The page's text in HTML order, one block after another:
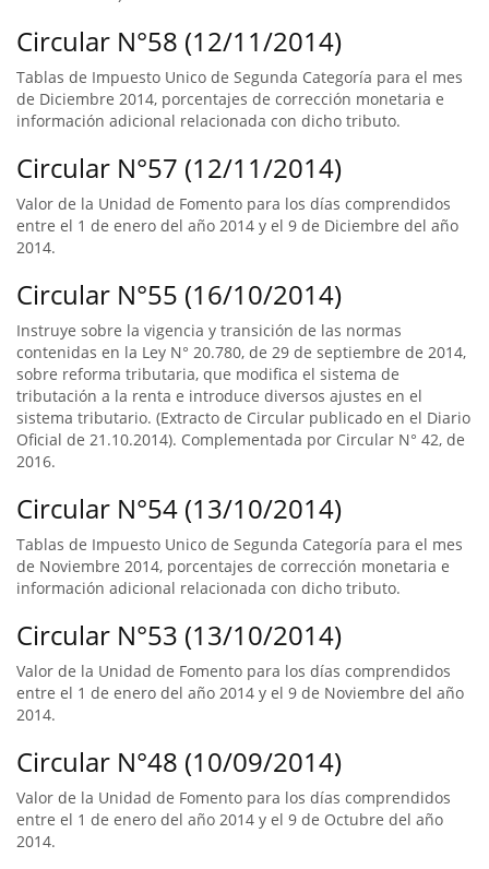
Circular N°58 (12/11/2014)
Tablas de Impuesto Unico de Segunda Categoría para el mes
de Diciembre 2014, porcentajes de corrección monetaria e
información adicional relacionada con dicho tributo.
Circular N°57 (12/11/2014)
Valor de la Unidad de Fomento para los días comprendidos
entre el 1 de enero del año 2014 y el 9 de Diciembre del año
2014.
Circular N°55 (16/10/2014)
Instruye sobre la vigencia y transición de las normas
contenidas en la Ley N° 20.780, de 29 de septiembre de 2014,
sobre reforma tributaria, que modifica el sistema de
tributación a la renta e introduce diversos ajustes en el
sistema tributario. (Extracto de Circular publicado en el Diario
Oficial de 21.10.2014). Complementada por Circular N° 42, de
2016.
Circular N°54 (13/10/2014)
Tablas de Impuesto Unico de Segunda Categoría para el mes
de Noviembre 2014, porcentajes de corrección monetaria e
información adicional relacionada con dicho tributo.
Circular N°53 (13/10/2014)
Valor de la Unidad de Fomento para los días comprendidos
entre el 1 de enero del año 2014 y el 9 de Noviembre del año
2014.
Circular N°48 (10/09/2014)
Valor de la Unidad de Fomento para los días comprendidos
entre el 1 de enero del año 2014 y el 9 de Octubre del año
2014.